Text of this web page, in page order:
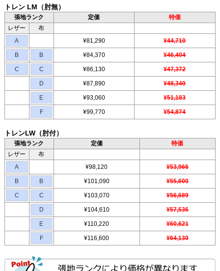
トレン LM（肘無）
張地ランク 定価
特価
レザー
布
A
¥81,290 ¥44,710
B B ¥84,370 ¥46,404
C C ¥86,130 ¥47,372
D ¥87,890 ¥48,340
E ¥93,060 ¥51,183
F ¥99,770 ¥54,874
トレンLW（肘付）
張地ランク 定価
特価
レザー
布
A
¥98,120 ¥53,966
B B ¥101,090 ¥55,600
C C ¥103,070 ¥56,689
D ¥104,610 ¥57,536
E ¥110,220 ¥60,621
F ¥116,600 ¥64,130